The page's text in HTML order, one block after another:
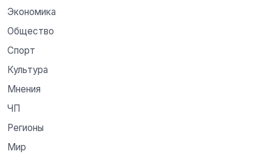
Экономика
Общество
Спорт
Культура
Мнения
ЧП
Регионы
Мир